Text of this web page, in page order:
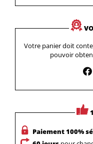
Votre panier doit
pouvoir
Paiement 100%